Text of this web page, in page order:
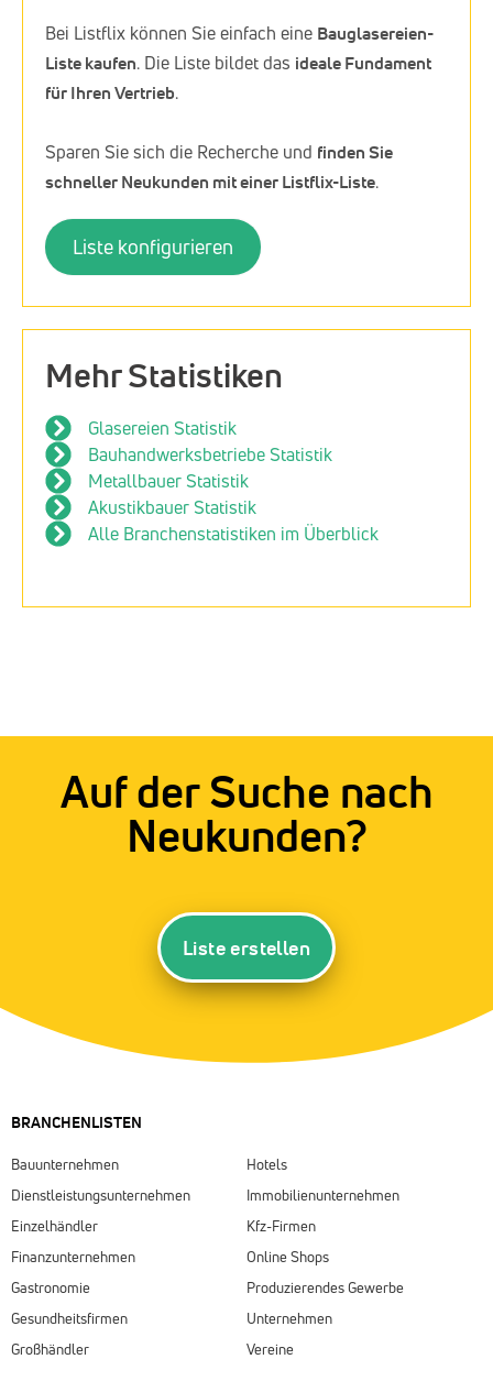
Bei Listflix können Sie einfach eine Bauglasereien-
Liste kaufen. Die Liste bildet das ideale Fundament
für Ihren Vertrieb.
Sparen Sie sich die Recherche und finden Sie
schneller Neukunden mit einer Listflix-Liste.
Liste konfigurieren
Mehr Statistiken
Glasereien Statistik
Bauhandwerksbetriebe Statistik
Metallbauer Statistik
Akustikbauer Statistik
Alle Branchenstatistiken im Überblick
Auf der Suche nach
Neukunden?
Liste erstellen
BRANCHENLISTEN
Bauunternehmen
Dienstleistungsunternehmen
Einzelhändler
Finanzunternehmen
Gastronomie
Gesundheitsfirmen
Großhändler
Hotels
Immobilienunternehmen
Kfz-Firmen
Online Shops
Produzierendes Gewerbe
Unternehmen
Vereine